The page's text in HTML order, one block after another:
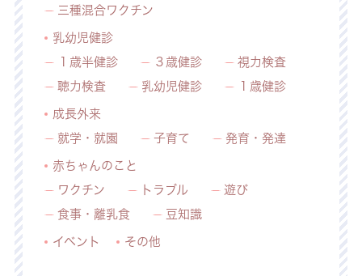
三種混合ワクチン
乳幼児健診
１歳半健診
３歳健診
視力検査
聴力検査
乳幼児健診 １歳健診
成長外来
就学・就園
子育て 発育・発達
赤ちゃんのこと
ワクチン
トラブル
遊び
食事・離乳食
豆知識
イベント その他